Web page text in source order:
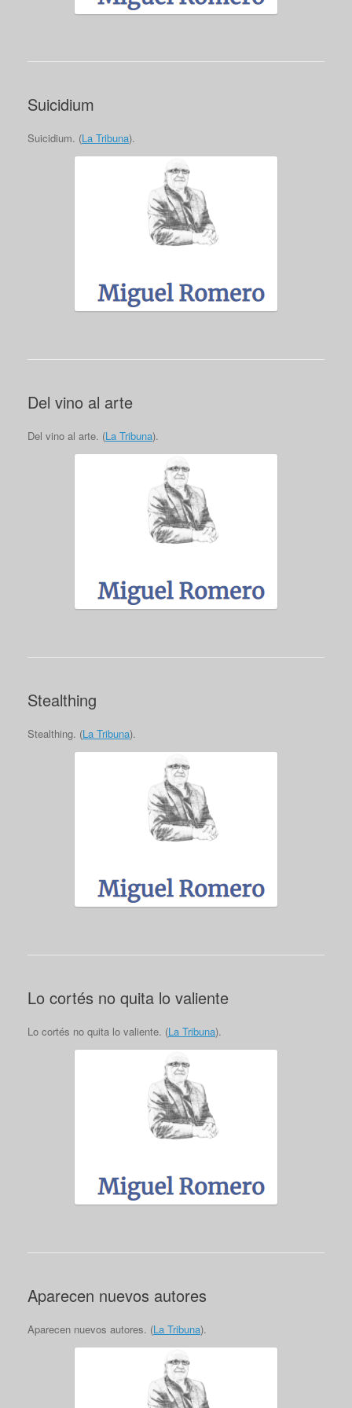
Suicidium
Suicidium. (La Tribuna).
Del vino al arte
Del vino al arte. (La Tribuna).
Stealthing
Stealthing. (La Tribuna).
Lo cortés no quita lo valiente
Lo cortés no quita lo valiente. (La Tribuna).
Aparecen nuevos autores
Aparecen nuevos autores. (La Tribuna).